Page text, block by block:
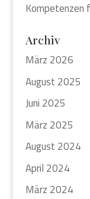
Kom­pe­ten­zen
Archiv
März 2026
August 2025
Juni 2025
März 2025
August 2024
April 2024
März 2024